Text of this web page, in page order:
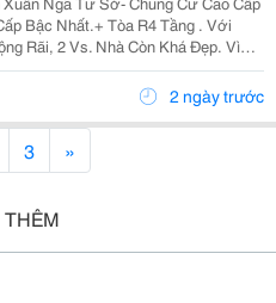
Bậc Nhất.+ Tòa R4 Tầng . Với
Nhà Còn Khá Đẹp. Vì
Tiếng Nên Ko Cần Miêu Tả Tiện
Đẹp. Cất Két Chờ Giao Dịch2 ngày trước
3 »